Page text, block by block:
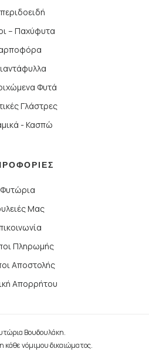
– Παχύφυτα
Φυτά
Γλάστρες
- Κασπώ
Φυτώρια
Μας
Πληρωμής
Αποστολής
Απορρήτου
Βουδουλάκη.
νόμιμου δικαιώματος.